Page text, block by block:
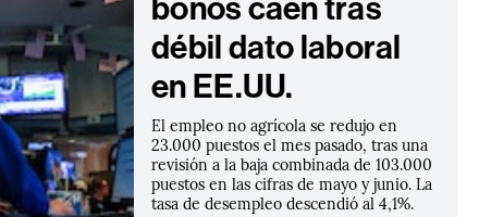
bonos caen tras
débil dato laboral
en EE.UU.
El empleo no agrícola se redujo en
23.000 puestos el mes pasado, tras una
revisión a la baja combinada de 103.000
puestos en las cifras de mayo y junio. La
tasa de desempleo descendió al 4,1%.